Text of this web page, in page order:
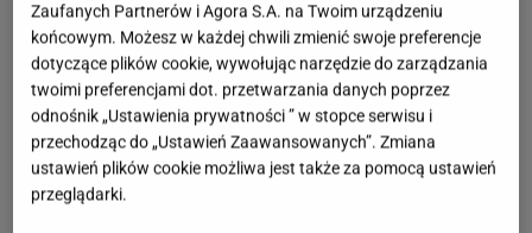
Zaufanych Partnerów i Agora S.A. na Twoim urządzeniu
końcowym. Możesz w każdej chwili zmienić swoje preferencje
dotyczące plików cookie, wywołując narzędzie do zarządzania
twoimi preferencjami dot. przetwarzania danych poprzez
odnośnik „Ustawienia prywatności ” w stopce serwisu i
przechodząc do „Ustawień Zaawansowanych”. Zmiana
ustawień plików cookie możliwa jest także za pomocą ustawień
przeglądarki.